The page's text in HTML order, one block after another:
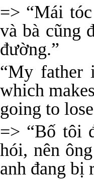
=> “Mái
và bà cũng
đường.”
“My father
which
going to
=> “Bố tôi
hói, nên
anh đang bị